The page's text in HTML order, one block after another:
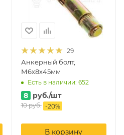
29
Анкерный болт,
М6х8х45мм
Есть в наличии: 652
8 руб./шт
10руб. -20%
В корзину